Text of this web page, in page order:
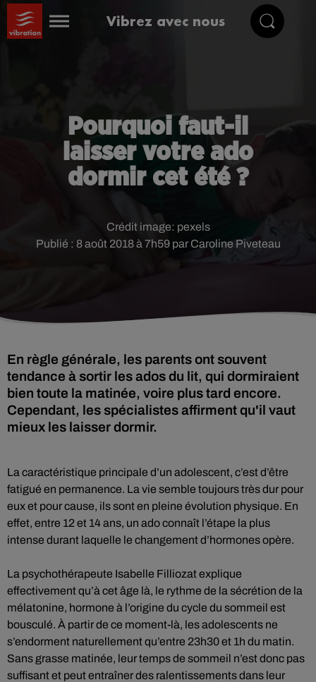
Vibrez avec nous
Pourquoi faut-il
laisser votre ado
dormir cet été ?
Publié : 8 août 2018 à 7h59 par Caroline Piveteau
Crédit image: pexels
En règle générale, les parents ont souvent
tendance à sortir les ados du lit, qui dormiraient
bien toute la matinée, voire plus tard encore.
Cependant, les spécialistes affirment qu'il vaut
mieux les laisser dormir.
La caractéristique principale d’un adolescent, c’est d’être
fatigué en permanence. La vie semble toujours très dur pour
eux et pour cause, ils sont en pleine évolution physique. En
effet, entre 12 et 14 ans, un ado connaît l’étape la plus
intense durant laquelle le changement d’hormones opère.
La psychothérapeute Isabelle Filliozat explique
effectivement qu’à cet âge là, le rythme de la sécrétion de la
mélatonine, hormone à l’origine du cycle du sommeil est
bousculé. À partir de ce moment-là, les adolescents ne
s’endorment naturellement qu’entre 23h30 et 1h du matin.
Sans grasse matinée, leur temps de sommeil n’est donc pas
suffisant et peut entraîner des ralentissements dans leur